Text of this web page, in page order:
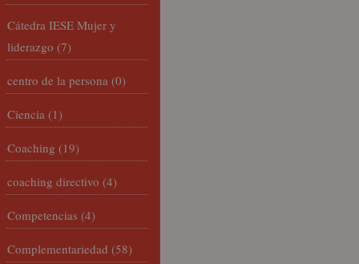
Cátedra IESE Mujer y
liderazgo (7)
centro de la persona (0)
Ciencia (1)
Coaching (19)
coaching directivo (4)
Competencias (4)
Complementariedad (58)